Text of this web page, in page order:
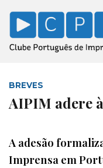
BREVES
AIPIM adere
A adesão
Imprensa em